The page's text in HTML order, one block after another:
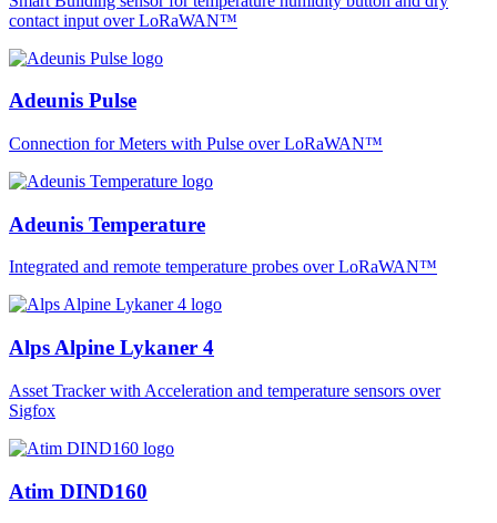
contact input over LoRaWAN™
Adeunis Pulse
Connection for Meters with Pulse over LoRaWAN™
Adeunis Temperature
Integrated and remote temperature probes over LoRaWAN™
Alps Alpine Lykaner 4
Asset Tracker with Acceleration and temperature sensors over
Sigfox
Atim DIND160